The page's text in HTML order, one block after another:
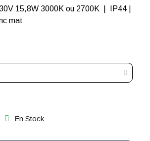
15,8W 3000K ou 2700K | IP44 |
mat
En Stock